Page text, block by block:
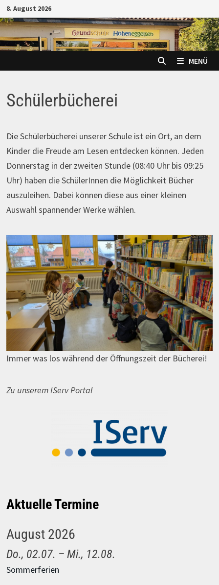
Zum
Inhalt
springen
8. August 2026
MENÜ
Schülerbücherei
Die Schülerbücherei unserer Schule ist ein Ort, an dem
Kinder die Freude am Lesen entdecken können. Jeden
Donnerstag in der zweiten Stunde (08:40 Uhr bis 09:25
Uhr) haben die SchülerInnen die Möglichkeit Bücher
auszuleihen. Dabei können diese aus einer kleinen
Auswahl spannender Werke wählen.
Immer was los während der Öffnungszeit der Bücherei!
Zu unserem IServ Portal
Aktuelle Termine
August 2026
Do., 02.07. – Mi., 12.08.
Sommerferien